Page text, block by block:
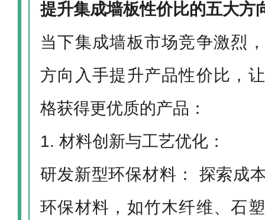
提升集成墙板性价比的五大方
当下集成墙板市场竞争激烈
方向入手提升产品性价比，
格获得更优质的产品：
1. 材料创新与工艺优化：
研发新型环保材料： 探索成
环保材料，如竹木纤维、石